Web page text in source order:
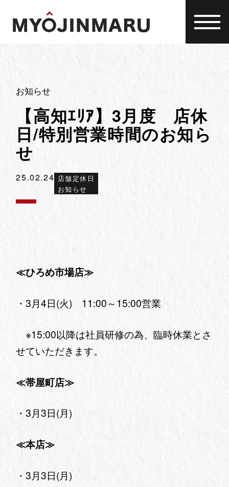
content
お知らせ
【高知ｴﾘｱ】3月度 店休
日/特別営業時間のお知ら
せ
25.02.24 店舗定休日
お知らせ
≪ひろめ市場店≫
・3月4日(火) 11:00～15:00営業
※15:00以降は社員研修の為、臨時休業とさ
せていただきます。
≪帯屋町店≫
・3月3日(月)
≪本店≫
・3月3日(月)